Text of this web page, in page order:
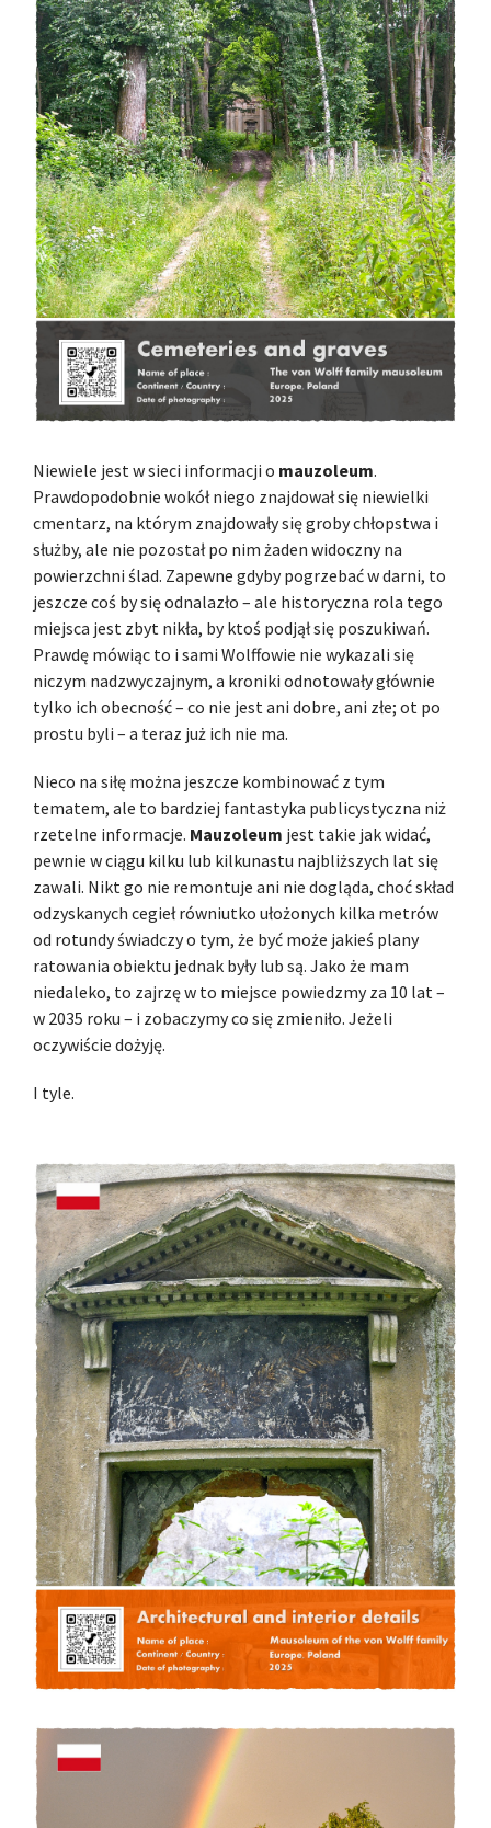
Niewiele jest w sieci informacji o mauzoleum.
Prawdopodobnie wokół niego znajdował się niewielki
cmentarz, na którym znajdowały się groby chłopstwa i
służby, ale nie pozostał po nim żaden widoczny na
powierzchni ślad. Zapewne gdyby pogrzebać w darni, to
jeszcze coś by się odnalazło – ale historyczna rola tego
miejsca jest zbyt nikła, by ktoś podjął się poszukiwań.
Prawdę mówiąc to i sami Wolffowie nie wykazali się
niczym nadzwyczajnym, a kroniki odnotowały głównie
tylko ich obecność – co nie jest ani dobre, ani złe; ot po
prostu byli – a teraz już ich nie ma.
Nieco na siłę można jeszcze kombinować z tym
tematem, ale to bardziej fantastyka publicystyczna niż
rzetelne informacje. Mauzoleum jest takie jak widać,
pewnie w ciągu kilku lub kilkunastu najbliższych lat się
zawali. Nikt go nie remontuje ani nie dogląda, choć skład
odzyskanych cegieł równiutko ułożonych kilka metrów
od rotundy świadczy o tym, że być może jakieś plany
ratowania obiektu jednak były lub są. Jako że mam
niedaleko, to zajrzę w to miejsce powiedzmy za 10 lat –
w 2035 roku – i zobaczymy co się zmieniło. Jeżeli
oczywiście dożyję.
I tyle.